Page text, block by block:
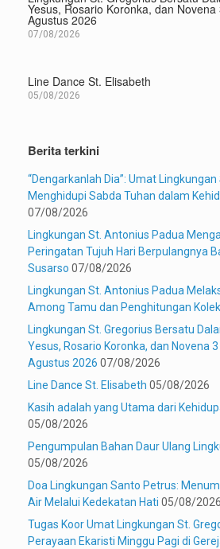
Yesus, Rosario Koronka, dan
Agustus 2026
07/08/2026
Line Dance St. Elisabeth
05/08/2026
Berita terkini
“Dengarkanlah Dia”: Umat
Menghidupi Sabda Tuhan dalam
07/08/2026
Lingkungan St. Antonius Padua
Peringatan Tujuh Hari Berpulangnya
Susarso 07/08/2026
Lingkungan St. Antonius Padua
Among Tamu dan Penghitungan
Lingkungan St. Gregorius Bersatu
Yesus, Rosario Koronka, dan Novena
Agustus 2026 07/08/2026
Line Dance St. Elisabeth 05/08/2026
Kasih adalah yang Utama dari
05/08/2026
Pengumpulan Bahan Daur Ulang
05/08/2026
Doa Lingkungan Santo Petrus:
Air Melalui Kedekatan Hati 05/08/2026
Tugas Koor Umat Lingkungan St.
Perayaan Ekaristi Minggu Pagi di